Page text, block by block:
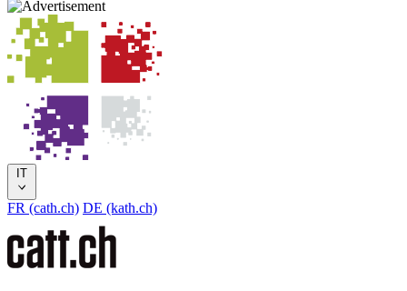
IT
FR (cath.ch) DE (kath.ch)